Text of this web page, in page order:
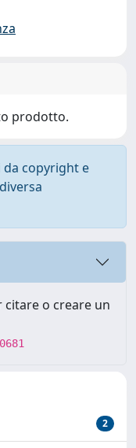
prodotto.
copyright e
o creare un
2